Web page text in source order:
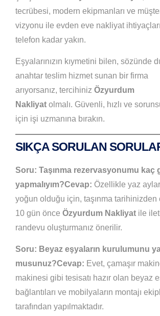
tecrübesi, modern ekipmanları ve
vizyonu ile evden eve nakliyat
telefon kadar yakın.
Eşyalarınızın kıymetini bilen, sözünde
anahtar teslim hizmet sunan bir firma
arıyorsanız, tercihiniz Özyurdum
Nakliyat olmalı. Güvenli, hızlı ve
için işi uzmanına bırakın.
SIKÇA SORULAN
Soru: Taşınma rezervasyonumu kaç
yapmalıyım?Cevap: Özellikle yaz
yoğun olduğu için, taşınma tarihinizden
10 gün önce Özyurdum Nakliyat ile
randevu oluşturmanız önerilir.
Soru: Beyaz eşyaların kurulumunu
musunuz?Cevap: Evet, çamaşır
makinesi gibi tesisatı hazır olan beyaz
bağlantıları ve mobilyaların montajı
tarafından yapılmaktadır.